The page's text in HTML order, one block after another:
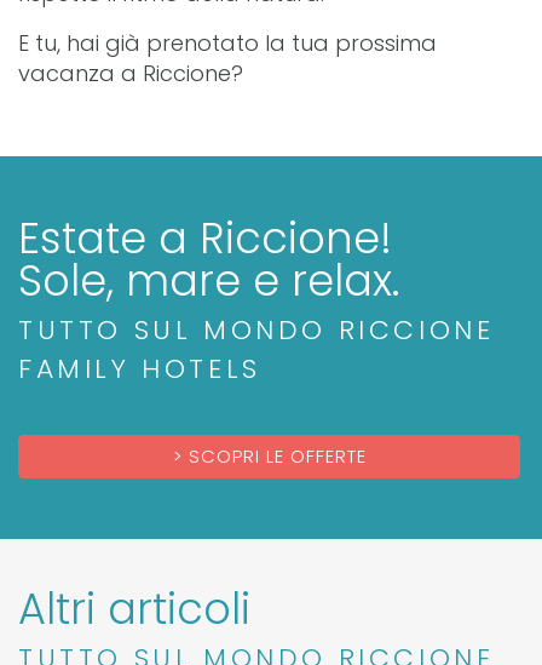
E tu, hai già prenotato la tua prossima
vacanza a Riccione?
Estate a Riccione!
Sole, mare e relax.
TUTTO SUL MONDO RICCIONE
FAMILY HOTELS
SCOPRI LE OFFERTE
Altri articoli